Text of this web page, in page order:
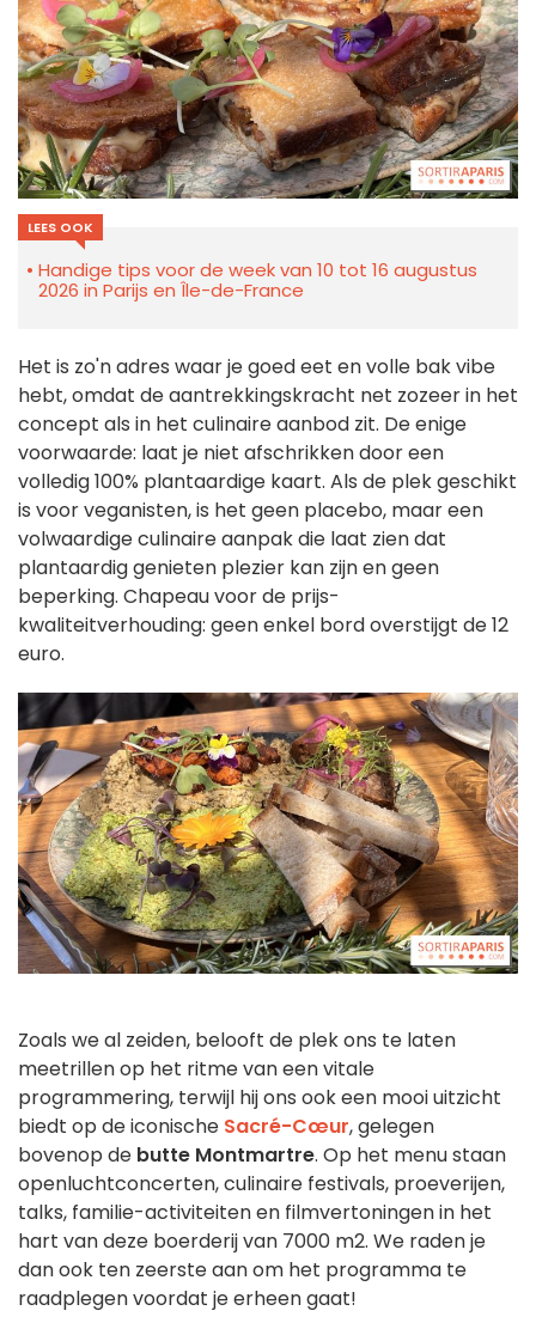
LEES OOK
Handige tips voor de week van 10 tot 16 augustus
2026 in Parijs en Île-de-France
Het is zo'n adres waar je goed eet en volle bak vibe
hebt, omdat de aantrekkingskracht net zozeer in het
concept als in het culinaire aanbod zit. De enige
voorwaarde: laat je niet afschrikken door een
volledig 100% plantaardige kaart. Als de plek geschikt
is voor veganisten, is het geen placebo, maar een
volwaardige culinaire aanpak die laat zien dat
plantaardig genieten plezier kan zijn en geen
beperking. Chapeau voor de prijs-
kwaliteitverhouding: geen enkel bord overstijgt de 12
euro.
Zoals we al zeiden, belooft de plek ons te laten
meetrillen op het ritme van een vitale
programmering, terwijl hij ons ook een mooi uitzicht
biedt op de iconische Sacré-Cœur, gelegen
bovenop de butte Montmartre. Op het menu staan
openluchtconcerten, culinaire festivals, proeverijen,
talks, familie-activiteiten en filmvertoningen in het
hart van deze boerderij van 7000 m2. We raden je
dan ook ten zeerste aan om het programma te
raadplegen voordat je erheen gaat!